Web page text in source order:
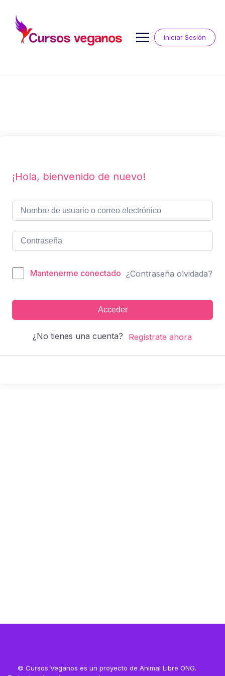
contenido
Iniciar Sesión
¡Hola, bienvenido de nuevo!
Mantenerme conectado ¿Contraseña olvidada?
Acceder
¿No tienes una cuenta? Regístrate ahora
© Cursos Veganos es un proyecto de Animal Libre ONG.